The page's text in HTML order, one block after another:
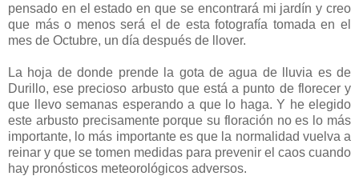
pensado en el estado en que se encontrará mi jardín y creo
que más o menos será el de esta fotografía tomada en el
mes de Octubre, un día después de llover.
La hoja de donde prende la gota de agua de lluvia es de
Durillo, ese precioso arbusto que está a punto de florecer y
que llevo semanas esperando a que lo haga. Y he elegido
este arbusto precisamente porque su floración no es lo más
importante, lo más importante es que la normalidad vuelva a
reinar y que se tomen medidas para prevenir el caos cuando
hay pronósticos meteorológicos adversos.